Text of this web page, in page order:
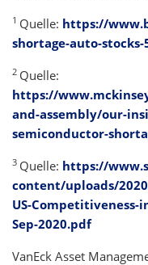
1 Quelle: https://
shortage-auto-stocks-
2 Quelle:
https://
and-assembly/our-
semiconductor-
3 Quelle: https://
content/uploads/
US-
Sep-2020.pdf
VanEck Asset